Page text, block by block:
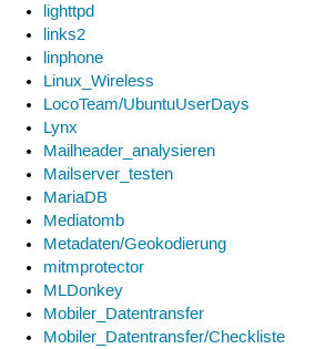
lighttpd
links2
linphone
Linux_Wireless
LocoTeam/UbuntuUserDays
Lynx
Mailheader_analysieren
Mailserver_testen
MariaDB
Mediatomb
Metadaten/Geokodierung
mitmprotector
MLDonkey
Mobiler_Datentransfer
Mobiler_Datentransfer/Checkliste